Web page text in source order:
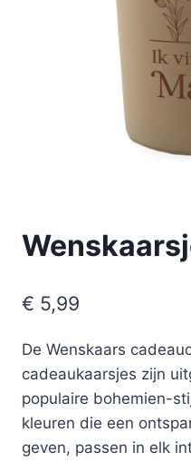
€ 5,99
De Wenskaars
cadeaukaarsjes zijn
populaire bohemien-
kleuren die een
geven, passen in elk